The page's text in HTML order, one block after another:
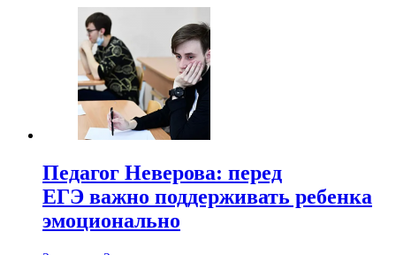
Педагог Неверова: перед
ЕГЭ важно поддерживать ребенка
эмоционально